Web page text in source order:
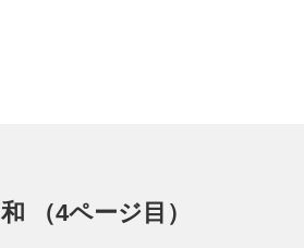
（4ページ目）